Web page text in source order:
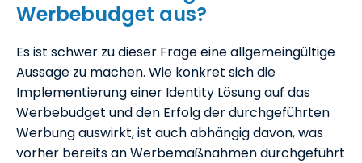
Werbebudget aus?
Es ist schwer zu dieser Frage eine allgemeingültige
Aussage zu machen. Wie konkret sich die
Implementierung einer Identity Lösung auf das
Werbebudget und den Erfolg der durchgeführten
Werbung auswirkt, ist auch abhängig davon, was
vorher bereits an Werbemaßnahmen durchgeführt